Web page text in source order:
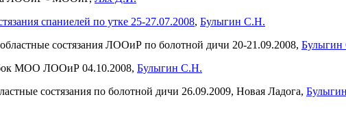
спаниелей по утке 25-27.07.2008, Булыгин С.Н.
состязания ЛООиР по болотной дичи 20-21.09.2008,
МОО ЛООиР 04.10.2008, Булыгин С.Н.
состязания по болотной дичи 26.09.2009, Новая Ладога,